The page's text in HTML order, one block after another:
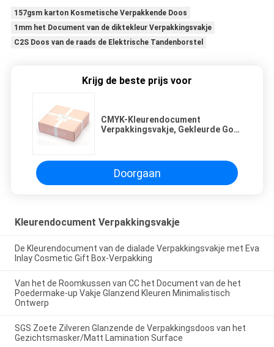
157gsm karton Kosmetische Verpakkende Doos
1mm het Document van de diktekleur Verpakkingsvakje
C2S Doos van de raads de Elektrische Tandenborstel
Krijg de beste prijs voor
CMYK-Kleurendocument
Verpakkingsvakje, Gekleurde Golf
Doorgaan
Kleurendocument Verpakkingsvakje
De Kleurendocument van de dialade Verpakkingsvakje met Eva
Inlay Cosmetic Gift Box-Verpakking
Van het de Roomkussen van CC het Document van de het
Poedermake-up Vakje Glanzend Kleuren Minimalistisch
Ontwerp
SGS Zoete Zilveren Glanzende de Verpakkingsdoos van het
Gezichtsmasker/Matt Lamination Surface